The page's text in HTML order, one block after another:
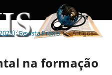
Revista Práxis / Artigos
na formação